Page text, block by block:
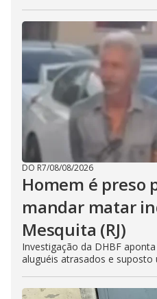
DO R7/08/08/2026
Homem é preso
mandar matar
Mesquita (RJ)
Investigação da DHBF
aluguéis atrasados e